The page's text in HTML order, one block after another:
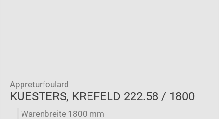
Appreturfoulard
KUESTERS, KREFELD 222.58 / 1800
Warenbreite 1800 mm